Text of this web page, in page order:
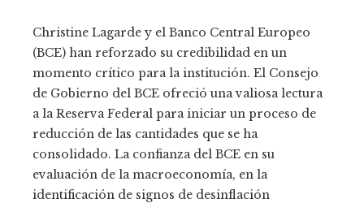
Christine Lagarde y el Banco Central Europeo
(BCE) han reforzado su credibilidad en un
momento crítico para la institución. El Consejo
de Gobierno del BCE ofreció una valiosa lectura
a la Reserva Federal para iniciar un proceso de
reducción de las cantidades que se ha
consolidado. La confianza del BCE en su
evaluación de la macroeconomía, en la
identificación de signos de desinflación